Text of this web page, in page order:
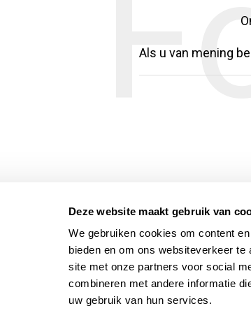
Deze website maakt gebruik van
We gebruiken cookies om content
bieden en om ons websiteverkeer
site met onze partners voor social
combineren met andere informatie
uw gebruik van hun services.
Als u van mening